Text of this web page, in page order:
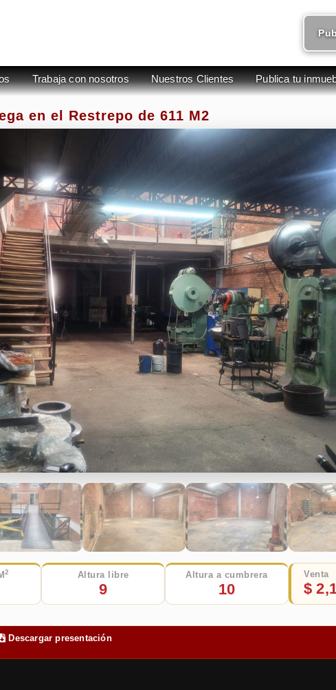
Trabaja con nosotros Nuestros Clientes Publica tu
en el Restrepo de 611 M2
2 Altura libre
9
Altura a cumbrera
10
Venta
$
Descargar presentación